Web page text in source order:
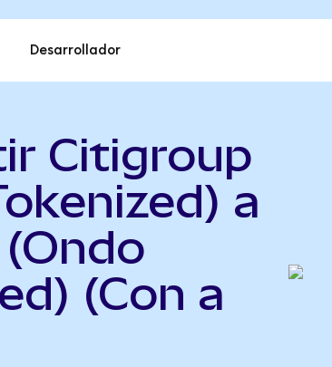
Desarrollador
Citigroup
a
(Con a